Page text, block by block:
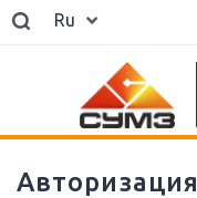
Ru
Авторизация